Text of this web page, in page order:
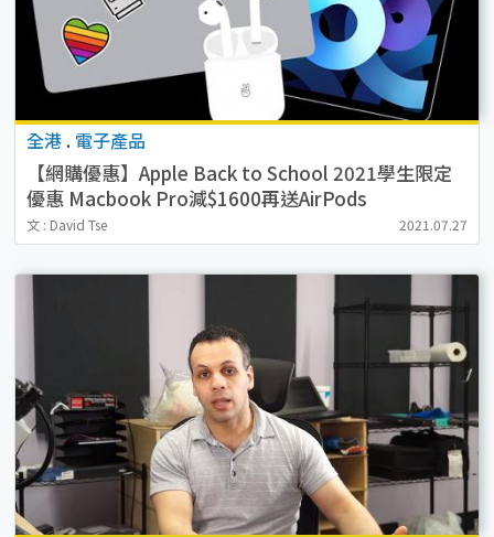
全港 . 電子產品
【網購優惠】Apple Back to School 2021學生限定
優惠 Macbook Pro減$1600再送AirPods
文 : David Tse 2021.07.27